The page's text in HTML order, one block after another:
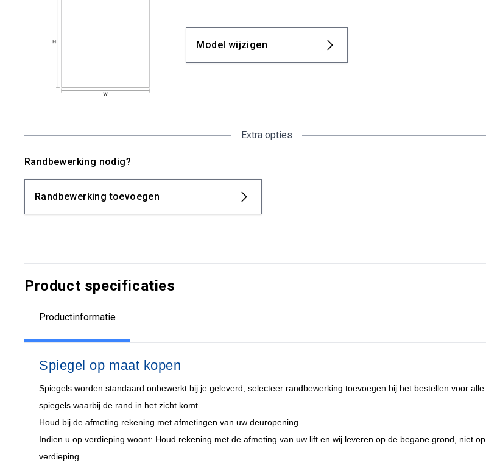
Model wijzigen
Extra opties
Randbewerking nodig?
Randbewerking toevoegen
Product specificaties
Productinformatie
Spiegel op maat kopen
Spiegels worden standaard onbewerkt bij je geleverd, selecteer randbewerking toevoegen bij het bestellen voor alle
spiegels waarbij de rand in het zicht komt.
Houd bij de afmeting rekening met afmetingen van uw deuropening.
Indien u op verdieping woont: Houd rekening met de afmeting van uw lift en wij leveren op de begane grond, niet op
verdieping.